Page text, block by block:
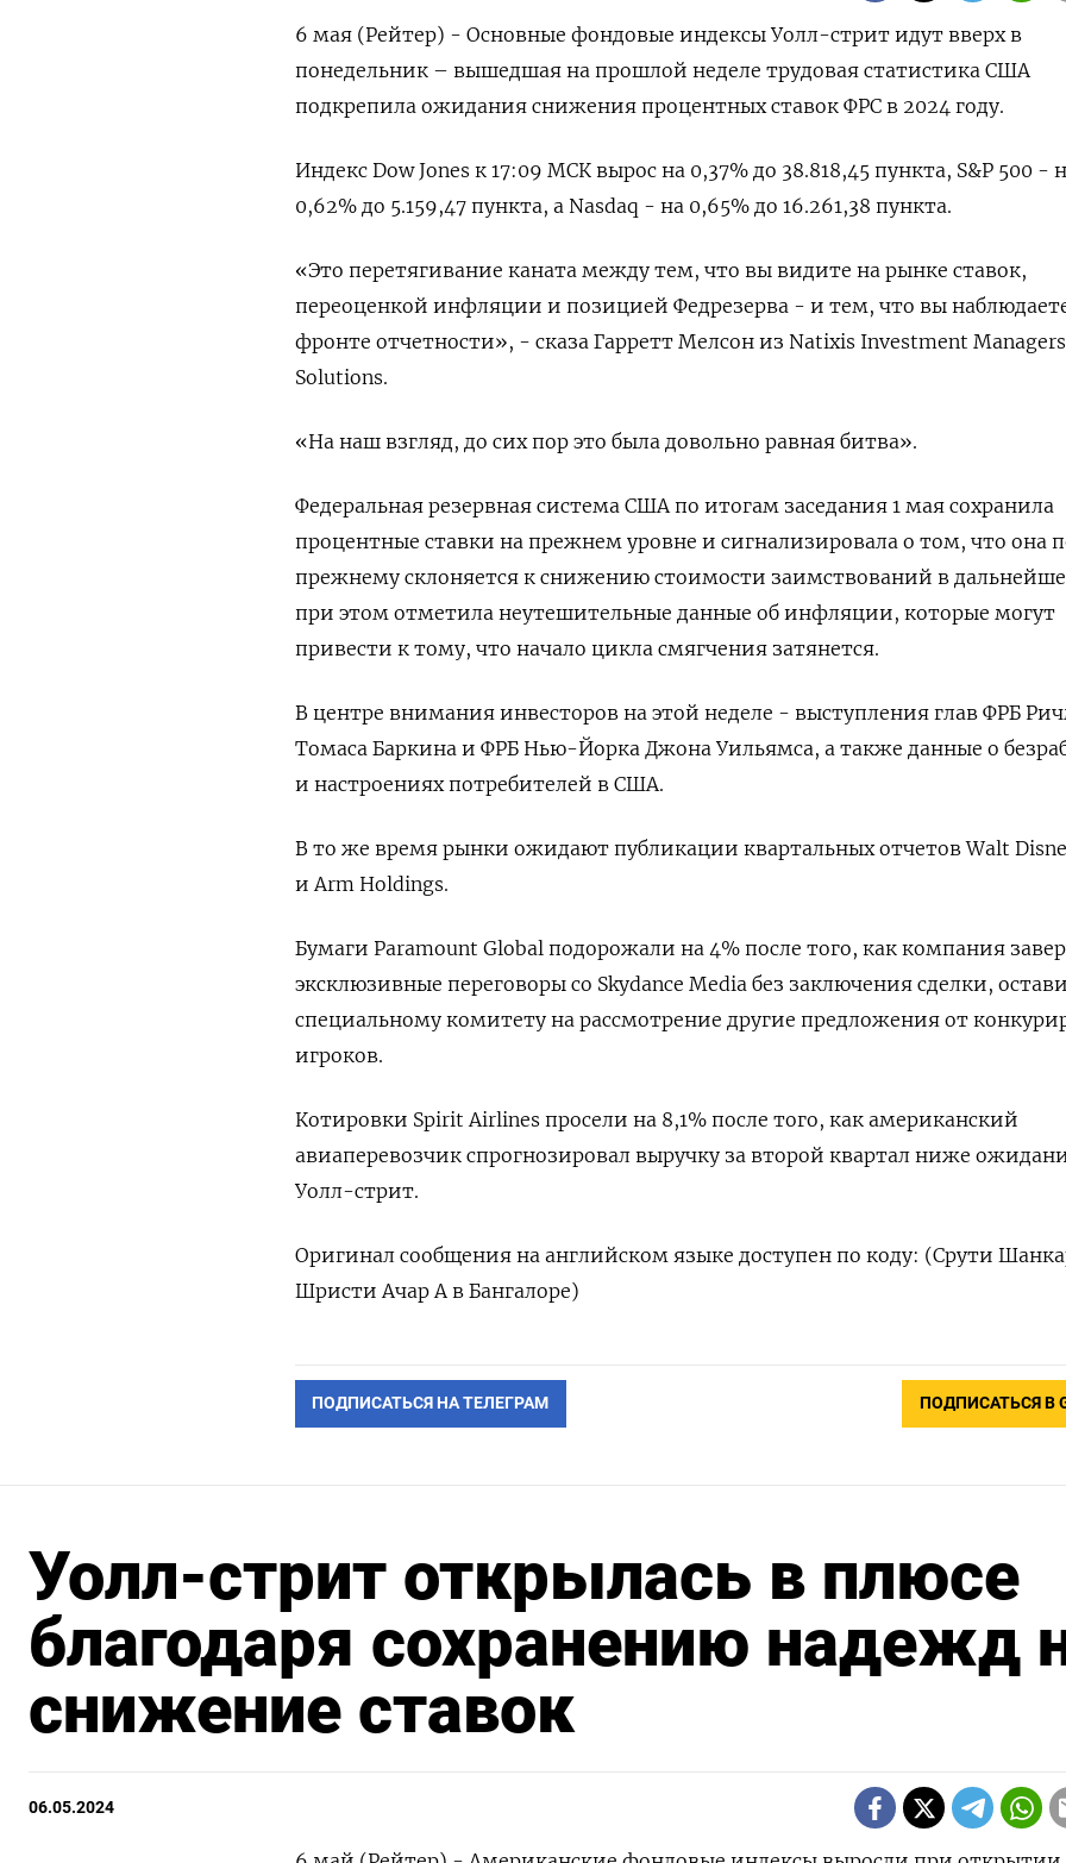
6 мая (Рейтер) - Основные фондовые индексы Уолл-стрит идут вверх в
понедельник – вышедшая на прошлой неделе трудовая статистика США
подкрепила ожидания снижения процентных ставок ФРС в 2024 году.
Индекс Dow Jones к 17:09 МСК вырос на 0,37% до 38.818,45 пункта, S&P 500 -
0,62% до 5.159,47​ пункта, а Nasdaq - на 0,65% до 16.261,38 пункта.
«Это перетягивание каната между тем, что вы видите на рынке ставок,
переоценкой инфляции и позицией Федрезерва - и тем, что вы
фронте отчетности», - сказа Гарретт Мелсон из Natixis Investment Managers
Solutions.
«На наш взгляд, до сих пор это была довольно равная битва».
Федеральная резервная система США по итогам заседания 1 мая сохранила
процентные ставки на прежнем уровне и сигнализировала о том, что она
прежнему склоняется к снижению стоимости заимствований в
при этом отметила неутешительные данные об инфляции, которые могут
привести к тому, что начало цикла смягчения затянется.
В центре внимания инвесторов на этой неделе - выступления глав ФРБ
Томаса Баркина и ФРБ Нью-Йорка Джона Уильямса, а также данные о
и настроениях потребителей в США.
В то же время рынки ожидают публикации квартальных отчетов Walt
и Arm Holdings.
Бумаги Paramount Global подорожали на 4% после того, как компания
эксклюзивные переговоры со Skydance Media без заключения сделки,
специальному комитету на рассмотрение другие предложения от
игроков.
Котировки Spirit Airlines просели на 8,1% после того, как американский
авиаперевозчик спрогнозировал выручку за второй квартал ниже
Уолл-стрит.
Оригинал сообщения на английском языке доступен по коду: (Срути
Шристи Ачар А в Бангалоре)
ПОДПИСАТЬСЯ НА ТЕЛЕГРАМ ПОДПИСАТЬСЯ В
Уолл-стрит открылась в плюсе
благодаря сохранению надежд
снижение ставок
06.05.2024